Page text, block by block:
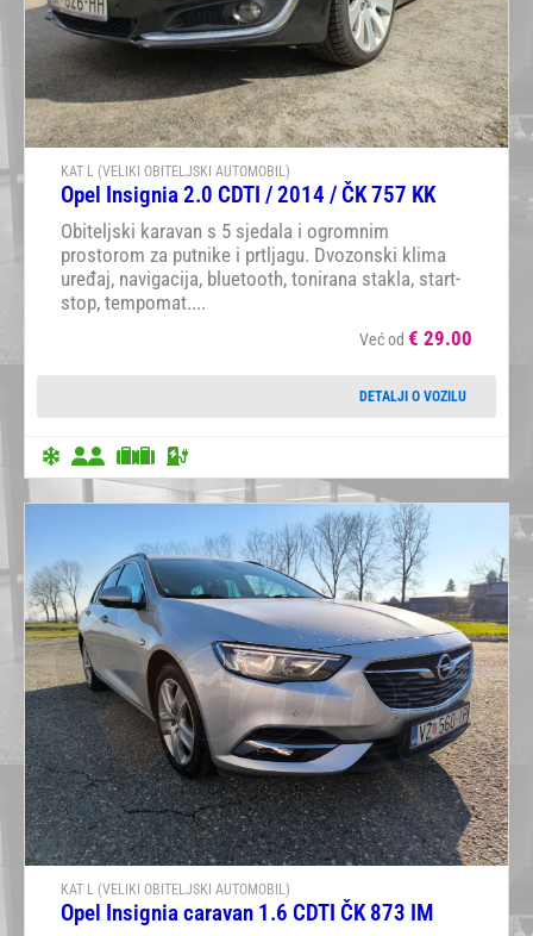
KAT L (VELIKI OBITELJSKI AUTOMOBIL)
Opel Insignia 2.0 CDTI / 2014 / ČK 757 KK
Obiteljski karavan s 5 sjedala i ogromnim
prostorom za putnike i prtljagu. Dvozonski klima
uređaj, navigacija, bluetooth, tonirana stakla, start-
stop, tempomat....
Već od € 29.00
DETALJI O VOZILU
KAT L (VELIKI OBITELJSKI AUTOMOBIL)
Opel Insignia caravan 1.6 CDTI ČK 873 IM